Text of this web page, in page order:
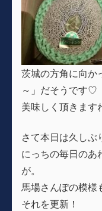
茨城の方角に向か
～」だそうです♡
美味しく頂きます
さて本日は久しぶ
にっちの毎日のあ
が。
馬場さんぽの模様
それを更新！